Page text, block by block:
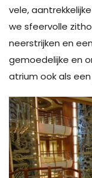
vele,
we sfeervolle
neerstrijken en
gemoedelijke en
atrium ook als